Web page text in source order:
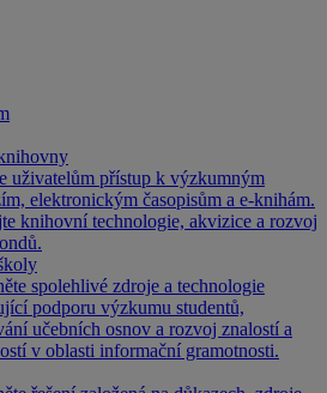
uživatelům přístup k výzkumným
elektronickým časopisům a e-knihám.
knihovní technologie, akvizice a rozvoj
spolehlivé zdroje a technologie
podporu výzkumu studentů,
učebních osnov a rozvoj znalostí a
v oblasti informační gramotnosti.